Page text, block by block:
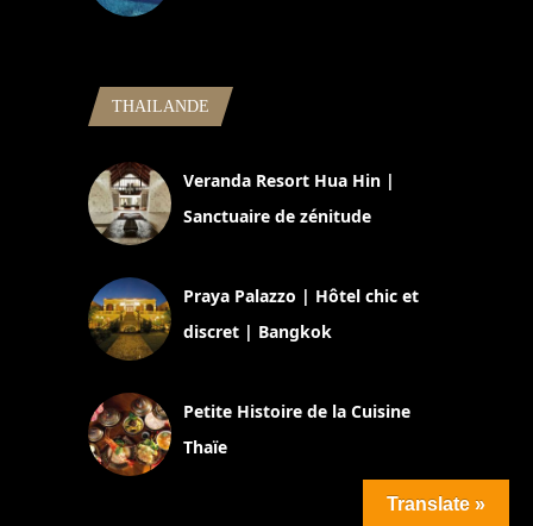
THAILANDE
Veranda Resort Hua Hin |
Sanctuaire de zénitude
Praya Palazzo | Hôtel chic et
discret | Bangkok
Petite Histoire de la Cuisine
Thaïe
Translate »